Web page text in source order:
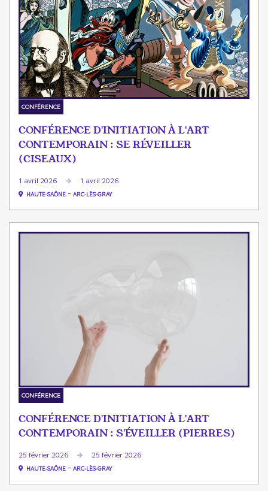
CONFÉRENCE
CONFÉRENCE D'INITIATION À L'ART
CONTEMPORAIN : SE RÉVEILLER
(CISEAUX)
1 avril 2026 1 avril 2026
HAUTE-SAÔNE - ARC-LÈS-GRAY
CONFÉRENCE
CONFÉRENCE D'INITIATION À L'ART
CONTEMPORAIN : S'ÉVEILLER (PIERRES)
25 février 2026 25 février 2026
HAUTE-SAÔNE - ARC-LÈS-GRAY